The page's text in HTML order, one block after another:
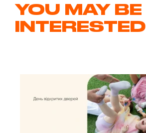
YOU MAY BE
INTERESTED